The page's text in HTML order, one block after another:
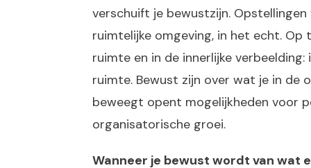
verschuift je bewustzijn. Opstellingen
ruimtelijke omgeving, in het echt. Op
ruimte en in de innerlijke verbeelding:
ruimte. Bewust zijn over wat je in de
beweegt opent mogelijkheden voor
organisatorische groei.
Wanneer je bewust wordt van wat